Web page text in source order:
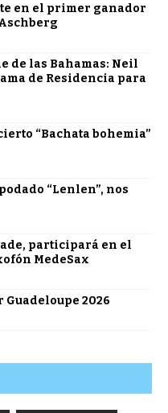
en el primer ganador
de las Bahamas: Neil
de Residencia para
“Bachata bohemia”
“Lenlen”, nos
participará en el
MedeSax
2026